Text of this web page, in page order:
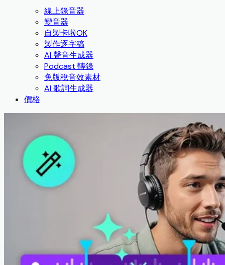
線上錄音器
變音器
自製卡啦OK
製作逐字稿
AI 聲音生成器
Podcast 轉錄
免版稅音效素材
AI 歌詞生成器
價格